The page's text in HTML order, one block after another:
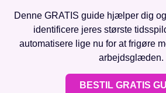
Denne GRATIS guide hjælper dig
identificere jeres største
automatisere lige nu for at frigøre
arbejdsglæden.
BESTIL GRATIS